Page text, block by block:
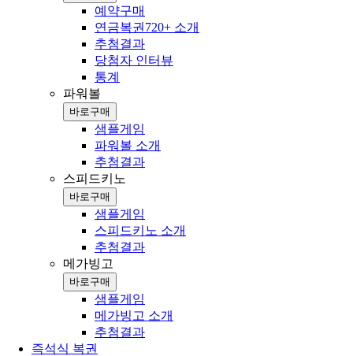
예약구매
연금복권720+ 소개
추첨결과
당첨자 인터뷰
통계
파워볼
바로구매
샘플게임
파워볼 소개
추첨결과
스피드키노
바로구매
샘플게임
스피드키노 소개
추첨결과
메가빙고
바로구매
샘플게임
메가빙고 소개
추첨결과
즉석식 복권